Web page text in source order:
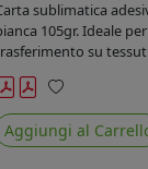
sublimatica
105gr. Ideale
su
nel settore
.
Preferiti
Aggiungi al